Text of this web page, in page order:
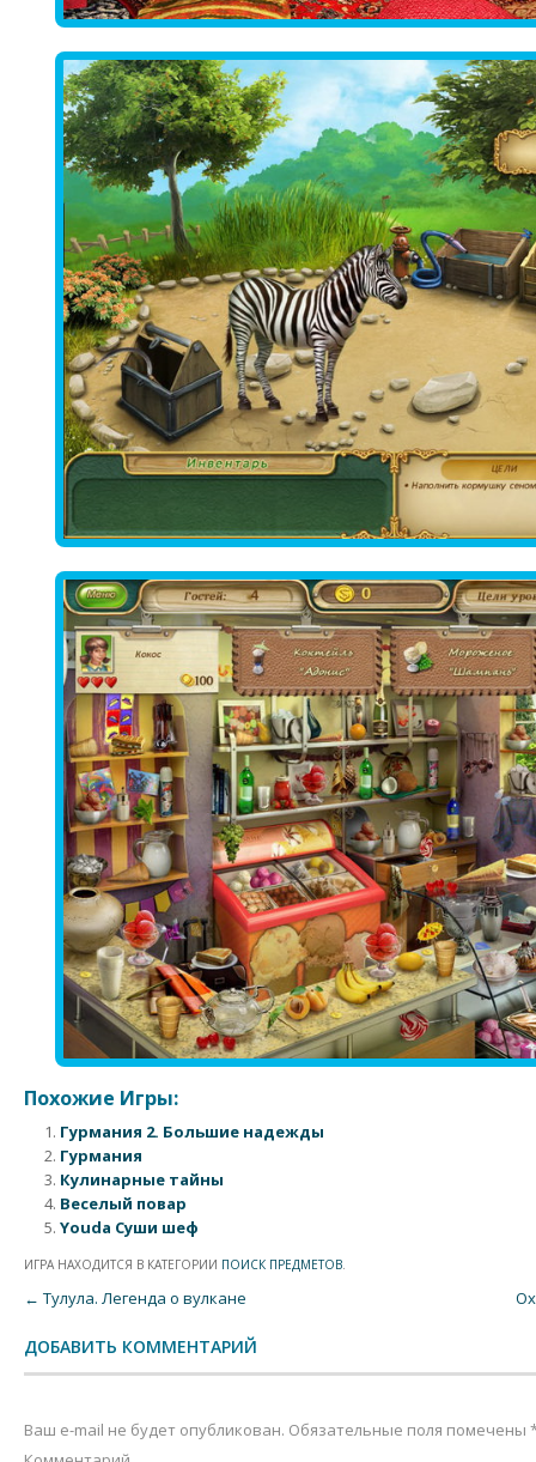
Похожие Игры:
Гурмания 2. Большие надежды
Гурмания
Кулинарные тайны
Веселый повар
Youda Суши шеф
ИГРА НАХОДИТСЯ В КАТЕГОРИИ ПОИСК ПРЕДМЕТОВ.
Post navigation
← Тулула. Легенда о вулкане
ДОБАВИТЬ КОММЕНТАРИЙ
Ваш e-mail не будет опубликован. Обязательные поля помечены